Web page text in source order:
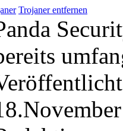
Trojaner entfernen